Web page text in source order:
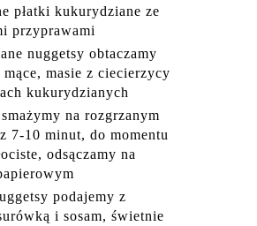
płatki kukurydziane ze
przyprawami
nuggetsy obtaczamy
masie z ciecierzycy
kukurydzianych
na rozgrzanym
7-10 minut, do momentu
odsączamy na
podajemy z
i sosam, świetnie